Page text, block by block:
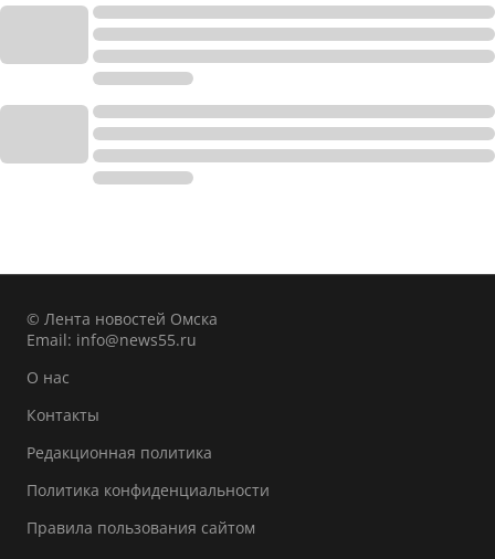
© Лента новостей Омска
Email: info@news55.ru
О нас
Контакты
Редакционная политика
Политика конфиденциальности
Правила пользования сайтом